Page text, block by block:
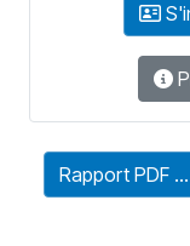
Rapport PDF ...